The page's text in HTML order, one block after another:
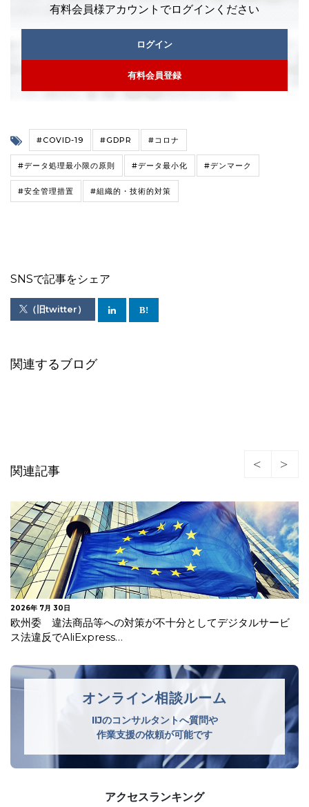
有料会員様アカウントでログインください
ログイン
有料会員登録
#COVID-19 #GDPR #コロナ
#データ処理最小限の原則 #データ最小化 #デンマーク
#安全管理措置 #組織的・技術的対策
SNSで記事をシェア
（旧twitter）
関連するブログ
関連記事
2026年 7月 24日
イタリア 年齢確認及びAIモデル事前学習に関する情報提供
の不備等で米国生成AI企業に…
オンライン相談ルーム
IIJのコンサルタントへ質問や
作業支援の依頼が可能です
アクセスランキング